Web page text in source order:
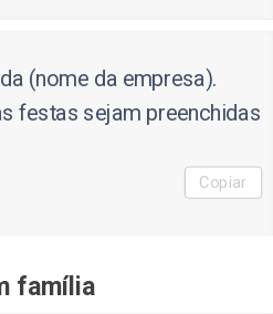
(nome da empresa).
festas sejam preenchidas
Copiar
família